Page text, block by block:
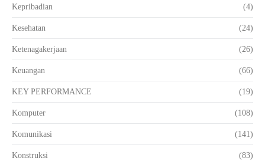
Kepribadian (4)
Kesehatan (24)
Ketenagakerjaan (26)
Keuangan (66)
KEY PERFORMANCE (19)
Komputer (108)
Komunikasi (141)
Konstruksi (83)